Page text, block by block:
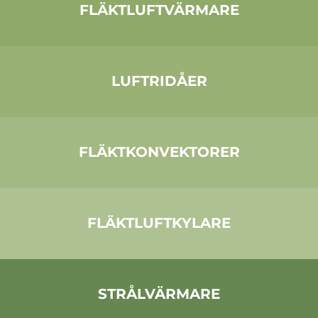
FLÄKTLUFTVÄRMARE
LUFTRIDÅER
FLÄKTKONVEKTORER
FLÄKTLUFTKYLARE
STRÅLVÄRMARE